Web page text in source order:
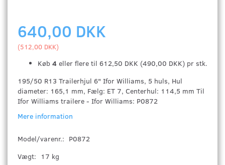
640,00 DKK
(512,00 DKK)
Køb 4 eller flere til 612,50 DKK (490,00 DKK) pr stk.
195/50 R13 Trailerhjul 6" Ifor Williams, 5 huls, Hul
diameter: 165,1 mm, Fælg: ET 7, Centerhul: 114,5 mm Til
Ifor Williams trailere - Ifor Williams: P0872
Mere information
Model/varenr.: P0872
Vægt:
17 kg